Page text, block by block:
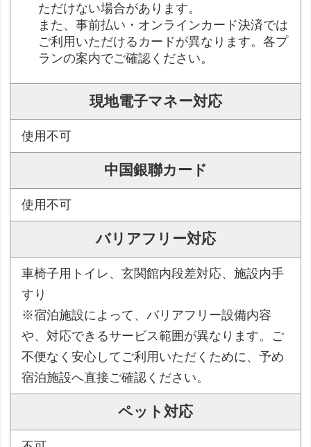
ただけない場合があります。
また、事前払い・オンラインカード決済では
ご利用いただけるカードが異なります。各プ
ランの案内でご確認ください。
現地電子マネー対応
使用不可
中国銀聯カード
使用不可
バリアフリー対応
車椅子用トイレ、玄関館内段差対応、施設内手
すり
※宿泊施設によって、バリアフリー設備内容
や、対応できるサービス範囲が異なります。ご
不便なく安心してご利用いただくために、予め
宿泊施設へ直接ご確認ください。
ペット対応